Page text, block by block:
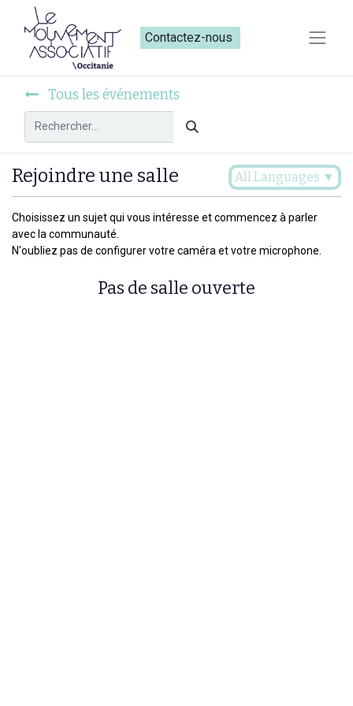
Contactez-nous​​
Tous les événements
Rejoindre une salle All Languages ▼
Choisissez un sujet qui vous intéresse et commencez à parler
avec la communauté.
N'oubliez pas de configurer votre caméra et votre microphone.
Pas de salle ouverte